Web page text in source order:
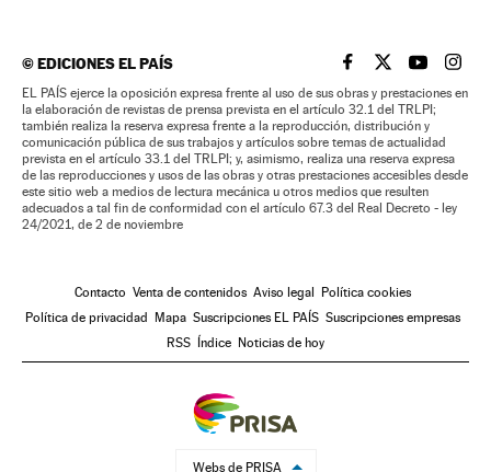
©EDICIONES EL PAÍS EL PAÍS BRASIL EN
EL PAÍSEL PAÍS
EL
EL PAÍS ejerce la oposición expresa frente al uso de sus obras y prestaciones en
la elaboración de revistas de prensa prevista en el artículo 32.1 del TRLPI;
también realiza la reserva expresa frente a la reproducción, distribución y
comunicación pública de sus trabajos y artículos sobre temas de actualidad
prevista en el artículo 33.1 del TRLPI; y, asimismo, realiza una reserva expresa
de las reproducciones y usos de las obras y otras prestaciones accesibles desde
este sitio web a medios de lectura mecánica u otros medios que resulten
adecuados a tal fin de conformidad con el artículo 67.3 del Real Decreto - ley
24/2021, de 2 de noviembre
Contacto Venta de contenidos Aviso legal
Política cookies
Política de privacidad
Mapa Suscripciones EL PAÍS Suscripciones empresas
RSS
Índice Noticias de hoy
Webs de PRISA